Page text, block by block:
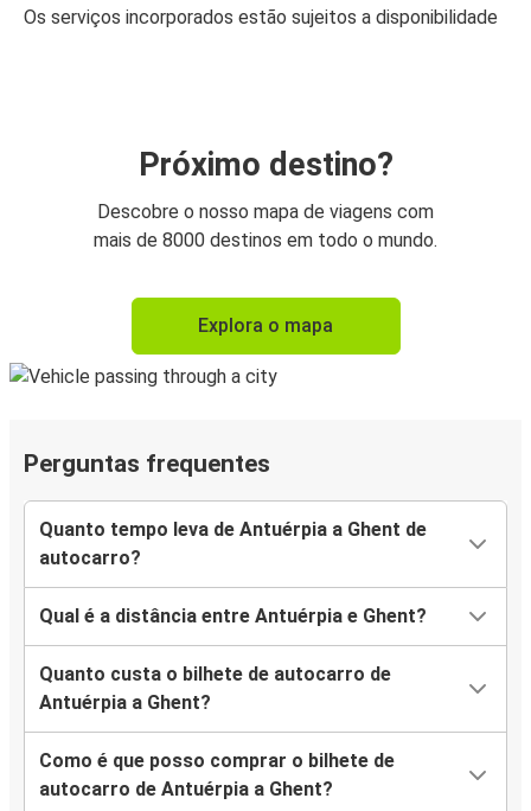
Os serviços incorporados estão sujeitos a disponibilidade
Próximo destino?
Descobre o nosso mapa de viagens com
mais de 8000 destinos em todo o mundo.
Explora o mapa
Perguntas frequentes
Quanto tempo leva de Antuérpia a Ghent de
autocarro?
Qual é a distância entre Antuérpia e Ghent?
Quanto custa o bilhete de autocarro de
Antuérpia a Ghent?
Como é que posso comprar o bilhete de
autocarro de Antuérpia a Ghent?